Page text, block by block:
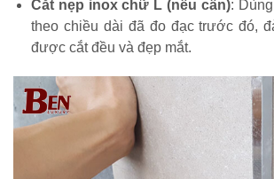
Cắt nẹp inox chữ L (nếu cần):
theo chiều dài đã đo đạc trước đó,
được cắt đều và đẹp mắt.